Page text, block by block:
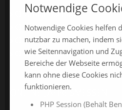
ChamlandSchau
ChamLandleben
ChamlandBau
ChamlandCareer
ONLINE-JAHRESMESSEN
Notwendige
Notwendige Cookies helfen
nutzbar zu machen, indem
wie Seitennavigation und
Bereiche der Webseite
kann ohne diese Cookies
funktionieren.
PHP Session (Behält